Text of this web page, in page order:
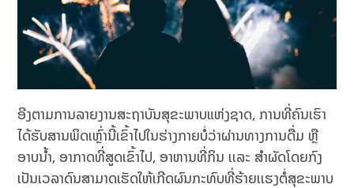
ອີງຕາມການລາຍງານສະຖາບັນສຸຂະພາບແຫ່ງຊາດ, ການທີ່ຄົນເຮົາ
ໄດ້ຮັບສານພິດເຫຼົ່ານີ້ເຂົ້າໄປໃນຮ່າງກາຍບໍ່ວ່າຜ່ານທາງການດື່ມ ຫຼື
ອາບນ້ຳ, ອາກາດທີ່ສູດເຂົ້າໄປ, ອາຫານທີ່ກິນ ເເລະ ສຳຜັດໂດຍກົງ
ເປັນເວລາດົນສາມາດເຮັດໃຫ້ເກີດຜົນກະທົບທີ່ຮ້າຍເເຮງຕໍ່ສຸຂະພາບ